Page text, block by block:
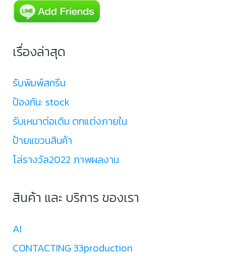
เรื่องล่าสุด
รับพิมพ์สกรีน
ป้องกัน: stock
รับเหมาต่อเติม ตกแต่งภายใน
ป้ายแขวนสินค้า
โล่รางวัล2022 ภาพผลงาน
สินค้า และ บริการ ของเรา
AI
CONTACTING 33production